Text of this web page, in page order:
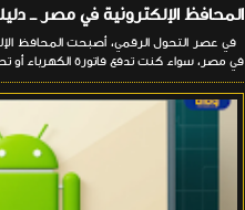
المحافظ الإلكترونية في مصر ــ
في عصر التحول الرقمي، أصبحت المحافظ
في مصر، سواء كنت تدفع فاتورة الكهرباء